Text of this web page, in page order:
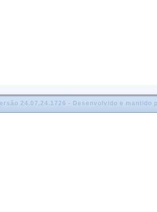
24.07.24.1726 - Desenvolvido e mantido